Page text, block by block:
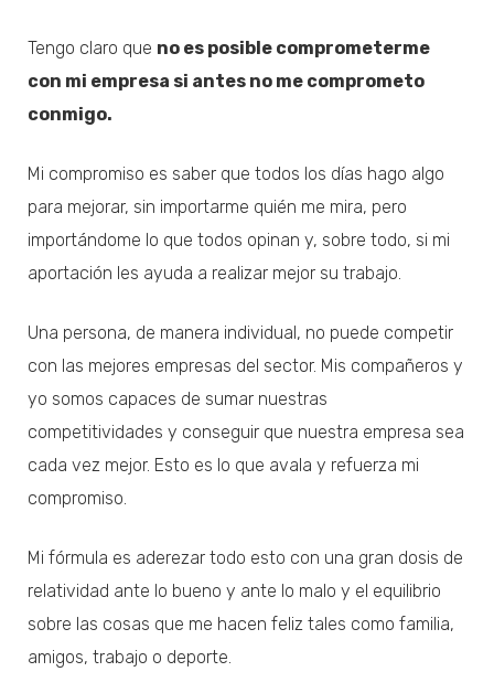
Tengo claro que no es posible comprometerme
con mi empresa si antes no me comprometo
conmigo.
Mi compromiso es saber que todos los días hago algo
para mejorar, sin importarme quién me mira, pero
importándome lo que todos opinan y, sobre todo, si mi
aportación les ayuda a realizar mejor su trabajo.
Una persona, de manera individual, no puede competir
con las mejores empresas del sector. Mis compañeros y
yo somos capaces de sumar nuestras
competitividades y conseguir que nuestra empresa sea
cada vez mejor. Esto es lo que avala y refuerza mi
compromiso.
Mi fórmula es aderezar todo esto con una gran dosis de
relatividad ante lo bueno y ante lo malo y el equilibrio
sobre las cosas que me hacen feliz tales como familia,
amigos, trabajo o deporte.